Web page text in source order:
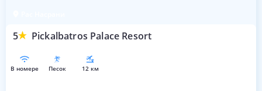
5 Pickalbatros Palace Resort
в номере песок 12 км